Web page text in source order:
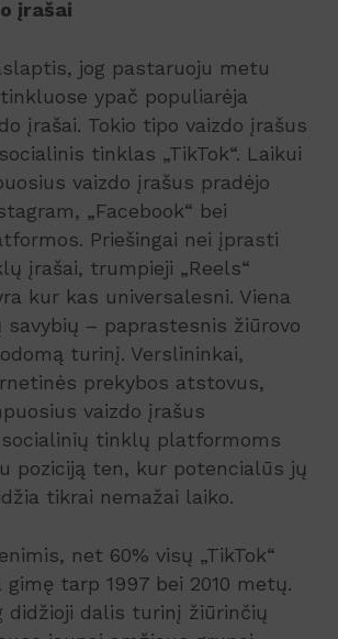
įrašai
jog pastaruoju metu
ypač populiarėja
įrašai. Tokio tipo vaizdo įrašus
tinklas „TikTok“. Laikui
vaizdo įrašus pradėjo
„Facebook“ bei
Priešingai nei įprasti
įrašai, trumpieji „Reels“
kur kas universalesni. Viena
savybių – paprastesnis žiūrovo
turinį. Verslininkai,
prekybos atstovus,
vaizdo įrašus
tinklų platformoms
poziciją ten, kur potencialūs jų
tikrai nemažai laiko.
net 60% visų „TikTok“
gimę tarp 1997 bei 2010 metų.
didžioji dalis turinį žiūrinčių